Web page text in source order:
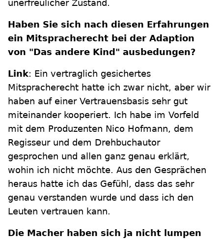
unerfreulicher Zustand.
Haben Sie sich nach diesen Erfahrungen
ein Mitspracherecht bei der Adaption
von "Das andere Kind" ausbedungen?
Link: Ein vertraglich gesichertes
Mitspracherecht hatte ich zwar nicht, aber wir
haben auf einer Vertrauensbasis sehr gut
miteinander kooperiert. Ich habe im Vorfeld
mit dem Produzenten Nico Hofmann, dem
Regisseur und dem Drehbuchautor
gesprochen und allen ganz genau erklärt,
wohin ich nicht möchte. Aus den Gesprächen
heraus hatte ich das Gefühl, dass das sehr
genau verstanden wurde und dass ich den
Leuten vertrauen kann.
Die Macher haben sich ja nicht lumpen